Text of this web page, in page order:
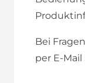
Bei
per E-